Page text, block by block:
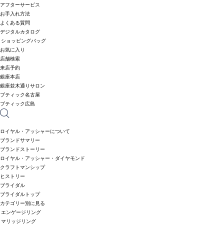
アフターサービス
お手入れ方法
よくある質問
デジタルカタログ
ショッピングバッグ
お気に入り
店舗検索
来店予約
銀座本店
銀座並木通りサロン
ブティック名古屋
ブティック広島
ロイヤル・アッシャーについて
ブランドサマリー
ブランドストーリー
ロイヤル・アッシャー・ダイヤモンド
クラフトマンシップ
ヒストリー
ブライダル
ブライダルトップ
カテゴリー別に見る
エンゲージリング
マリッジリング